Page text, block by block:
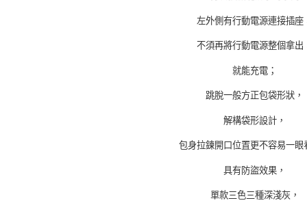
左外側有行動電源連接插座
不須再將行動電源整個拿出
就能充電；
跳脫一般方正包袋形狀，
解構袋形設計，
包身拉鍊開口位置更不容易一眼
具有防盜效果，
單款三色三種深淺灰，